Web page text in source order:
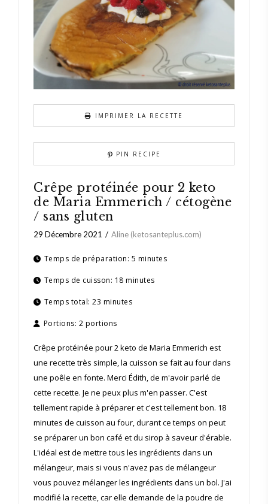
IMPRIMER LA RECETTE
PIN RECIPE
Crêpe protéinée pour 2 keto
de Maria Emmerich / cétogène
/ sans gluten
29 Décembre 2021 Aline (ketosanteplus.com)
Temps de préparation: 5 minutes
Temps de cuisson: 18 minutes
Temps total: 23 minutes
Portions: 2 portions
Crêpe protéinée pour 2 keto de Maria Emmerich est
une recette très simple, la cuisson se fait au four dans
une poêle en fonte. Merci Édith, de m'avoir parlé de
cette recette. Je ne peux plus m'en passer. C'est
tellement rapide à préparer et c'est tellement bon. 18
minutes de cuisson au four, durant ce temps on peut
se préparer un bon café et du sirop à saveur d'érable.
L'idéal est de mettre tous les ingrédients dans un
mélangeur, mais si vous n'avez pas de mélangeur
vous pouvez mélanger les ingrédients dans un bol. J'ai
modifié la recette, car elle demande de la poudre de